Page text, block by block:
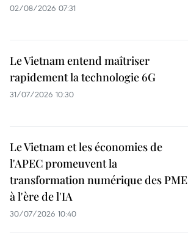
02/08/2026 07:31
Le Vietnam entend maîtriser
rapidement la technologie 6G
31/07/2026 10:30
Le Vietnam et les économies de
l'APEC promeuvent la
transformation numérique des PME
à l'ère de l'IA
30/07/2026 10:40